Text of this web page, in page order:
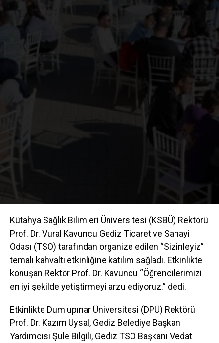
Kütahya Sağlık Bilimleri Üniversitesi (KSBÜ) Rektörü
Prof. Dr. Vural Kavuncu Gediz Ticaret ve Sanayi
Odası (TSO) tarafından organize edilen “Sizinleyiz”
temalı kahvaltı etkinliğine katılım sağladı. Etkinlikte
konuşan Rektör Prof. Dr. Kavuncu “Öğrencilerimizi
en iyi şekilde yetiştirmeyi arzu ediyoruz.” dedi.
Etkinlikte Dumlupınar Üniversitesi (DPÜ) Rektörü
Prof. Dr. Kazım Uysal, Gediz Belediye Başkan
Yardımcısı Şule Bilgili, Gediz TSO Başkanı Vedat